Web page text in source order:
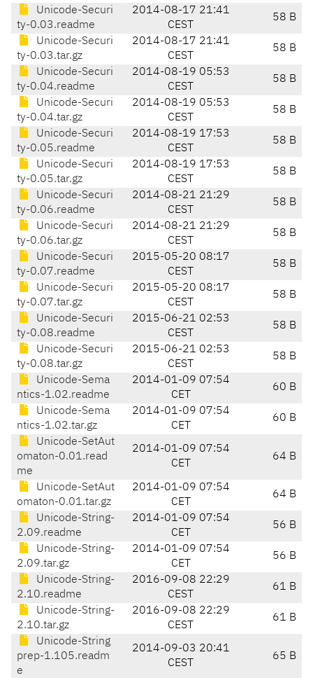
Unicode-Securi
ty-0.03.readme
2014-08-17 21:41
CEST
58 B
Unicode-Securi
ty-0.03.tar.gz
2014-08-17 21:41
CEST
58 B
Unicode-Securi
ty-0.04.readme
2014-08-19 05:53
CEST
58 B
Unicode-Securi
ty-0.04.tar.gz
2014-08-19 05:53
CEST
58 B
Unicode-Securi
ty-0.05.readme
2014-08-19 17:53
CEST
58 B
Unicode-Securi
ty-0.05.tar.gz
2014-08-19 17:53
CEST
58 B
Unicode-Securi
ty-0.06.readme
2014-08-21 21:29
CEST
58 B
Unicode-Securi
ty-0.06.tar.gz
2014-08-21 21:29
CEST
58 B
Unicode-Securi
ty-0.07.readme
2015-05-20 08:17
CEST
58 B
Unicode-Securi
ty-0.07.tar.gz
2015-05-20 08:17
CEST
58 B
Unicode-Securi
ty-0.08.readme
2015-06-21 02:53
CEST
58 B
Unicode-Securi
ty-0.08.tar.gz
2015-06-21 02:53
CEST
58 B
Unicode-Sema
ntics-1.02.readme
2014-01-09 07:54
CET
60 B
Unicode-Sema
ntics-1.02.tar.gz
2014-01-09 07:54
CET
60 B
Unicode-SetAut
omaton-0.01.read
me
2014-01-09 07:54
CET
64 B
Unicode-SetAut
omaton-0.01.tar.gz
2014-01-09 07:54
CET
64 B
Unicode-String-
2.09.readme
2014-01-09 07:54
CET
56 B
Unicode-String-
2.09.tar.gz
2014-01-09 07:54
CET
56 B
Unicode-String-
2.10.readme
2016-09-08 22:29
CEST
61 B
Unicode-String-
2.10.tar.gz
2016-09-08 22:29
CEST
61 B
Unicode-String
prep-1.105.readm
e
2014-09-03 20:41
CEST
65 B